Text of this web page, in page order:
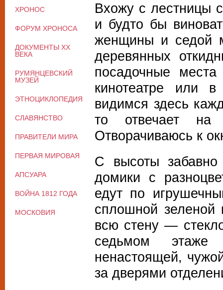
Вхожу с лестницы
и будто бы
женщины и седой
деревянных
посадочные места
кинотеатре или
видимся здесь
то отвечает на
Отворачиваюсь к
С высоты забавно
домики с
едут по
сплошной
всю стену —
седьмом этаже
ненастоящей,
за дверями
ХРОНОС
ФОРУМ ХРОНОСА
ДОКУМЕНТЫ XX
ВЕКА
РУМЯНЦЕВСКИЙ
МУЗЕЙ
ЭТНОЦИКЛОПЕДИЯ
СЛАВЯНСТВО
ПРАВИТЕЛИ МИРА
ПЕРВАЯ МИРОВАЯ
АПСУАРА
ВОЙНА 1812 ГОДА
МОСКОВИЯ